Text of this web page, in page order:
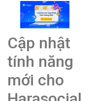
Cập nhật
tính năng
mới cho